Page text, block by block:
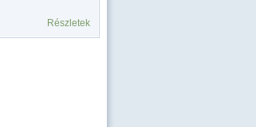
Részletek